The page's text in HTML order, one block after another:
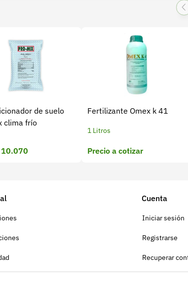
de suelo
clima frío
10.070
Fertilizante Omex k 41
1 Litros
Precio a cotizar
Cuenta
Iniciar sesión
Registrarse
Recuperar